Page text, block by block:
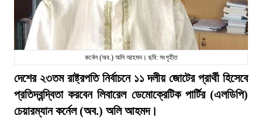
কর্নেল (অব.) অলি আহমদ। ছবি: সংগৃহীত
দেশের ২৩তম রাষ্ট্রপতি নির্বাচনে ১১ দলীয় জোটের প্রার্থী হিসেবে
প্রতিদ্বন্দ্বিতা করবেন লিবারেল ডেমোক্রেটিক পার্টির (এলডিপি)
চেয়ারম্যান কর্নেল (অব.) অলি আহমদ।